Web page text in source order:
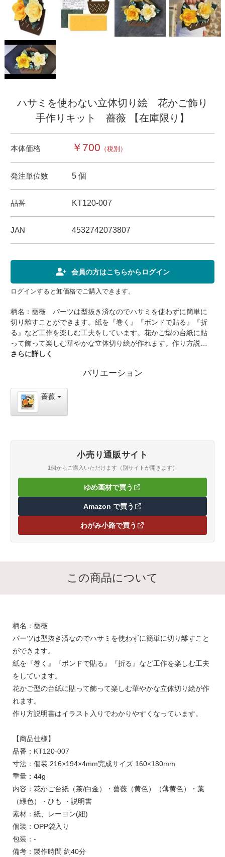
ハサミを使わない立体切り絵 花かご飾り
手作りキット 薔薇 【在庫限り】
本体価格 ￥700 （税別）
発注単位数 5 個
品番 KT120-007
JAN 4532742073807
会員の方はこちらからログイン
ログインすると卸価格でご購入できます。
柄名：薔薇 パーツは型抜き済なのでハサミを使わずに簡単に
切り離すことができます。紙を『巻く』『ボンドで貼る』『折
る』など工作を楽しむ工夫をしています。花かご型の台紙に貼
って飾って楽しむ華やかな立体切り絵が作れます。作り方説明
書はイラスト入りでわかりやすくなっています。【商品仕様】
160×180mm重量：44g内容：花かご台紙（茶/白金）・薔薇（黄
ン(紐)個装：OPP袋入り包装：-備考：製作時間 約40分【用意す
るもの】木工用ボンド・目打ち・つまようじ又は竹串・ぬれふ
きん
さらに詳しく
バリエーション
薔薇
小売り通販サイト
1個からご購入いただけます（別サイトが開きます）
ゆめ画材で買う（新しいタブで開きます）
Amazon で買う（新しいタブで開きます）
わがみ小路で買う（新しいタブで開きます）
この商品について
柄名：薔薇
パーツは型抜き済なのでハサミを使わずに簡単に切り離すこと
ができます。
紙を『巻く』『ボンドで貼る』『折る』など工作を楽しむ工夫
をしています。
花かご型の台紙に貼って飾って楽しむ華やかな立体切り絵が作
れます。
作り方説明書はイラスト入りでわかりやすくなっています。
【商品仕様】
品番：KT120-007
寸法：個装 216×194×4mm完成サイズ 160×180mm
重量：44g
内容：花かご台紙（茶/白金）・薔薇（黄色）（薄黄色）・葉
（緑色）・ひも ・説明書
素材：紙、レーヨン(紐)
個装：OPP袋入り
包装：-
備考：製作時間 約40分